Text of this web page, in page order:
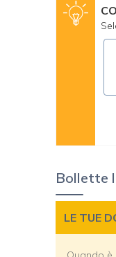
Bollette
LE TUE